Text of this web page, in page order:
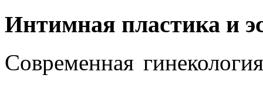
Интимная пластика и
Современная